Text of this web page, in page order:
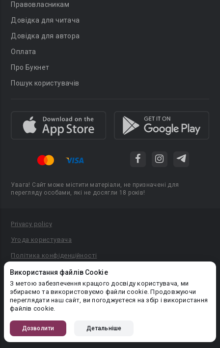
Використання файлів Cookie
З метою забезпечення кращого досвіду користувача, ми
збираємо та використовуємо файли cookie. Продовжуючи
переглядати наш сайт, ви погоджуєтеся на збір і використання
файлів cookie.
Дозволити Детальніше
Правовласникам
Довідка для читача
Довідка для автора
Оплата
Про Букнет
Пошук користувачів
Увага! Сайт може містити матеріали, не призначені для
перегляду особами, які не досягли 18 років!
Privacy policy
Угода користувача
Політика конфіденційності
Правила публікації авторського контенту
PR-вiддiл: pr@booknet.com
© 2026 Booknet. Всі права захищено.
Narva mnt 5, Tallinn 10117, Естонія